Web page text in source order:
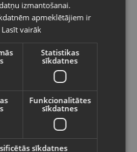
attēlots izvēlētajā
izmantošanai.
apmeklētājiem ir
Lasīt vairāk
Statistikas
sīkdatnes
Funkcionalitātes
sīkdatnes
sīkdatnes